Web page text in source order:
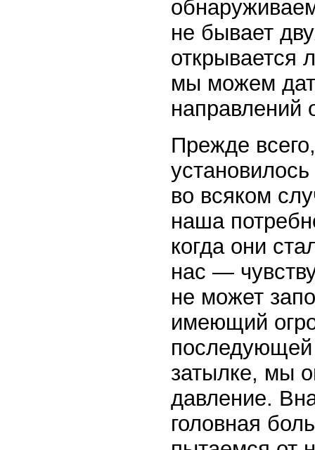
не бывает
открывается
мы можем
направлений
Прежде
во всяком
наша
когда они
нас —
не может
имеющий
последующей
затылке, мы
давление.
головная